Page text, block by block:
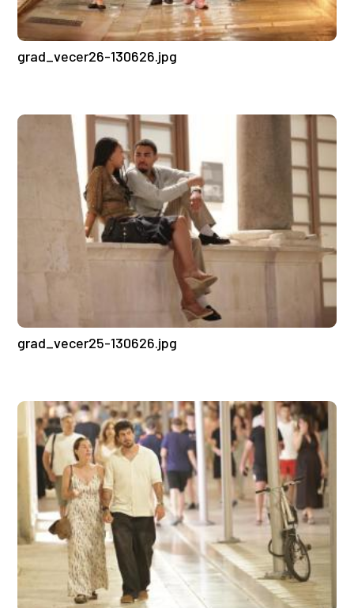
grad_vecer26-130626.jpg
grad_vecer25-130626.jpg